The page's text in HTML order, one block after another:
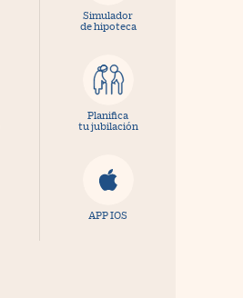
Simulador
de hipoteca
Planifica
tu jubilación
APP IOS